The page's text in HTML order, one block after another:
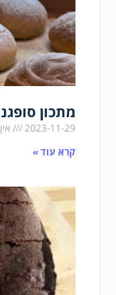
מתכון
2023-11-29
קרא עוד »